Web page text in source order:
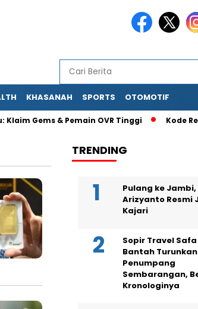
KHASANAH SPORTS OTOMOTIF
& Pemain OVR Tinggi Kode Redeem
TRENDING
Pulang ke Jambi,
Arizyanto Resmi
Kajari
Sopir Travel
Bantah Turunkan
Penumpang
Sembarangan,
Kronologinya